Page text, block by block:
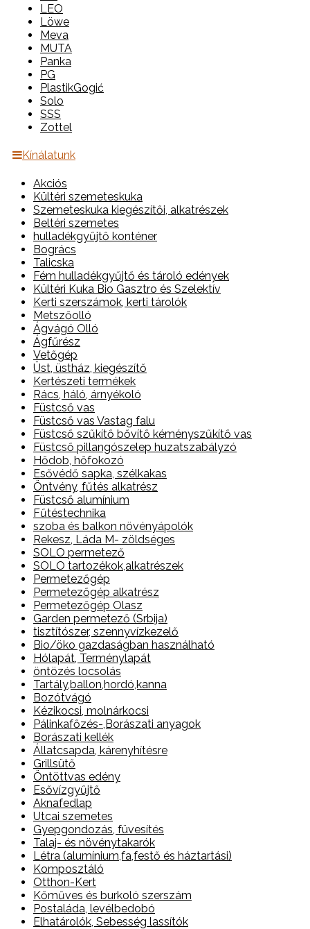
LEO
Löwe
Meva
MUTA
Panka
PG
PlastikGogić
Solo
SSS
Zottel
Kínálatunk
Akciós
Kültéri szemeteskuka
Szemeteskuka kiegészítői, alkatrészek
Beltéri szemetes
hulladékgyűjtő konténer
Bogrács
Talicska
Fém hulladékgyűjtő és tároló edények
Kültéri Kuka Bio Gasztro és Szelektív
Kerti szerszámok, kerti tárolók
Metszőolló
Ágvágó Olló
Ágfűrész
Vetőgép
Üst, üstház, kiegészítő
Kertészeti termékek
Rács, háló, árnyékoló
Füstcső vas
Füstcső vas Vastag falu
Füstcső szűkítő bővítő kéményszűkítő vas
Füstcső pillangószelep huzatszabályzó
Hődob, hőfokozó
Esővédő sapka, szélkakas
Öntvény, fűtés alkatrész
Füstcső alumínium
Fűtéstechnika
szoba és balkon növényápolók
Rekesz, Láda M- zöldséges
SOLO permetező
SOLO tartozékok,alkatrészek
Permetezőgép
Permetezőgép alkatrész
Permetezőgép Olasz
Garden permetező (Srbija)
tisztítószer, szennyvízkezelő
Bio/öko gazdaságban használható
Hólapát, Terménylapát
öntözés locsolás
Tartály,ballon,hordó,kanna
Bozótvágó
Kézikocsi, molnárkocsi
Pálinkafőzés-,Borászati anyagok
Borászati kellék
Állatcsapda, kárenyhítésre
Grillsütő
Öntöttvas edény
Esővízgyűjtő
Aknafedlap
Utcai szemetes
Gyepgondozás, füvesítés
Talaj- és növénytakarók
Létra (alumínium,fa,festő és háztartási)
Komposztáló
Otthon-Kert
Kőműves és burkoló szerszám
Postaláda, levélbedobó
Elhatárolók, Sebesség lassítók